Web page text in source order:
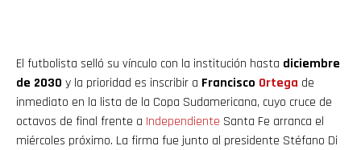
El futbolista selló su vínculo con la institución hasta diciembre
de 2030 y la prioridad es inscribir a Francisco Ortega de
inmediato en la lista de la Copa Sudamericana, cuyo cruce de
octavos de final frente a Independiente Santa Fe arranca el
miércoles próximo. La firma fue junto al presidente Stéfano Di